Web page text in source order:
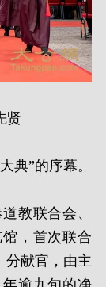
贤
典”的序幕。
教联合会、
，首次联合
分献官，由主